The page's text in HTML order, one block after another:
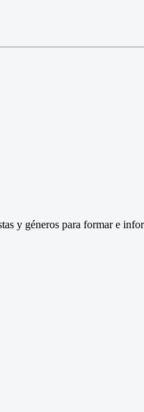
y géneros para formar e